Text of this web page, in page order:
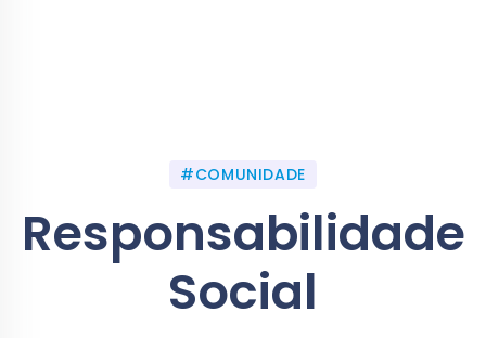
#COMUNIDADE
Responsabilidade
Social